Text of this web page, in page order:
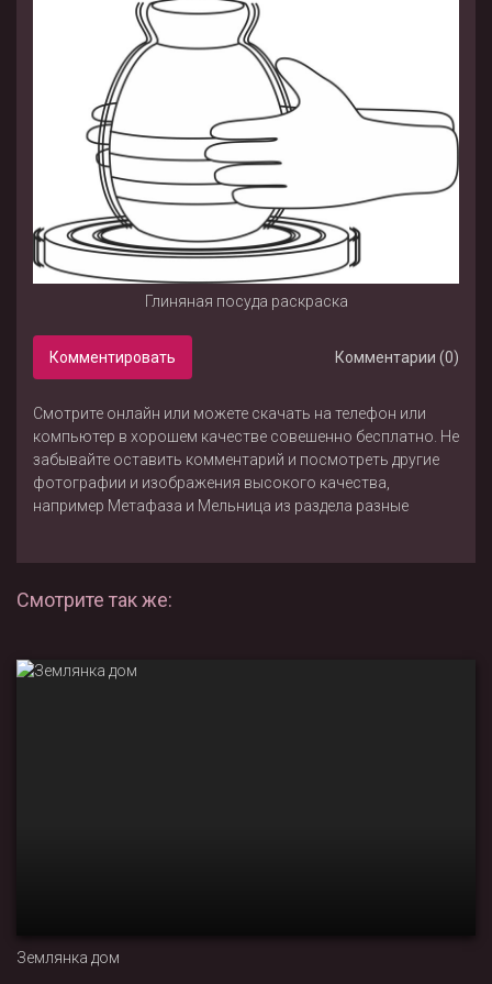
Глиняная посуда раскраска
Комментировать Комментарии (0)
Смотрите онлайн или можете скачать на телефон или
компьютер в хорошем качестве совешенно бесплатно. Не
забывайте оставить комментарий и посмотреть другие
фотографии и изображения высокого качества,
например Метафаза и Мельница из раздела разные
Смотрите так же:
Землянка дом